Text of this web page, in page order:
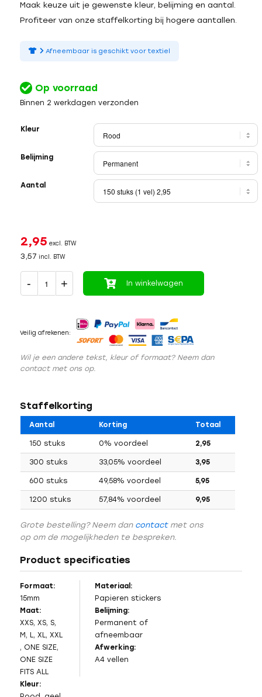
Maak keuze uit je gewenste kleur, belijming en aantal.
Profiteer van onze staffelkorting bij hogere aantallen.
Afneembaar is geschikt voor textiel
Op voorraad
Binnen 2 werkdagen verzonden
Kleur
Belijming
Aantal
2,95 excl. BTW
3,57 incl. BTW
In winkelwagen
Veilig afrekenen:
Wil je een andere tekst, kleur of formaat? Neem dan
contact met ons op.
Staffelkorting
Aantal Korting Totaal
150 stuks 0% voordeel 2,95
300 stuks 33,05% voordeel 3,95
600 stuks 49,58% voordeel 5,95
1200 stuks 57,84% voordeel 9,95
Grote bestelling? Neem dan contactmet ons
op om de mogelijkheden te bespreken.
Product specificaties
Formaat:
15mm
Maat:
XXS, XS, S,
M, L, XL, XXL
, ONE SIZE,
ONE SIZE
FITS ALL
Kleur:
Materiaal:
Papieren stickers
Belijming:
Permanent of
afneembaar
Afwerking:
A4 vellen